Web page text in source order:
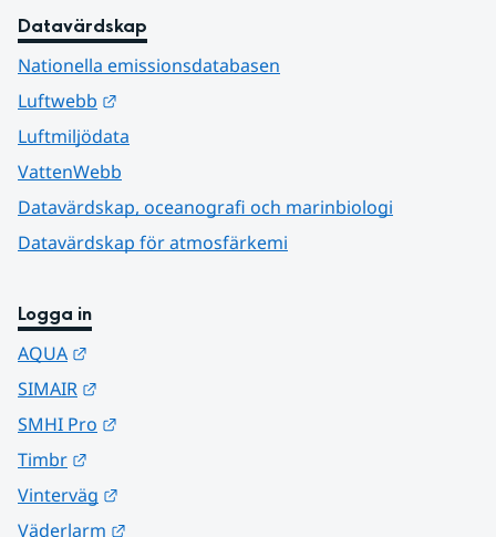
Datavärdskap
Nationella emissionsdatabasen
Luftwebb
Luftmiljödata
VattenWebb
Datavärdskap, oceanografi och marinbiologi
Datavärdskap för atmosfärkemi
Logga in
AQUA
SIMAIR
SMHI Pro
Timbr
Vinterväg
Väderlarm